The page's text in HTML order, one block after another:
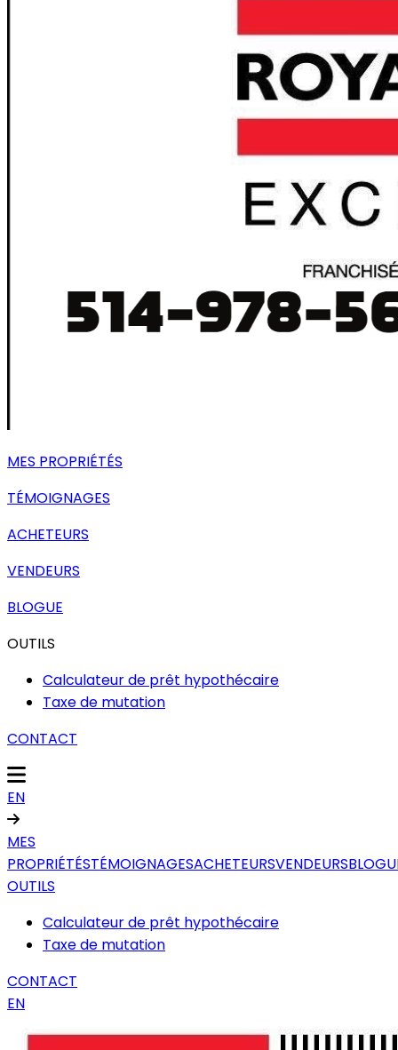
MES PROPRIÉTÉS
TÉMOIGNAGES
ACHETEURS
VENDEURS
BLOGUE
OUTILS
Calculateur de prêt hypothécaire
Taxe de mutation
CONTACT
EN
MES
PROPRIÉTÉSTÉMOIGNAGESACHETEURSVENDEURS
OUTILS
Calculateur de prêt hypothécaire
Taxe de mutation
CONTACT
EN